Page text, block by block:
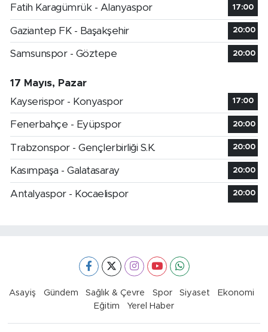
Fatih Karagümrük - Alanyaspor
17:00
Gaziantep FK - Başakşehir 20:00
Samsunspor - Göztepe 20:00
17 Mayıs, Pazar
Kayserispor - Konyaspor
17:00
Fenerbahçe - Eyüpspor 20:00
Trabzonspor - Gençlerbirliği S.K. 20:00
Kasımpaşa - Galatasaray 20:00
Antalyaspor - Kocaelispor 20:00
Asayiş Gündem Sağlık & Çevre Spor Siyaset
Ekonomi
Eğitim
Yerel Haber